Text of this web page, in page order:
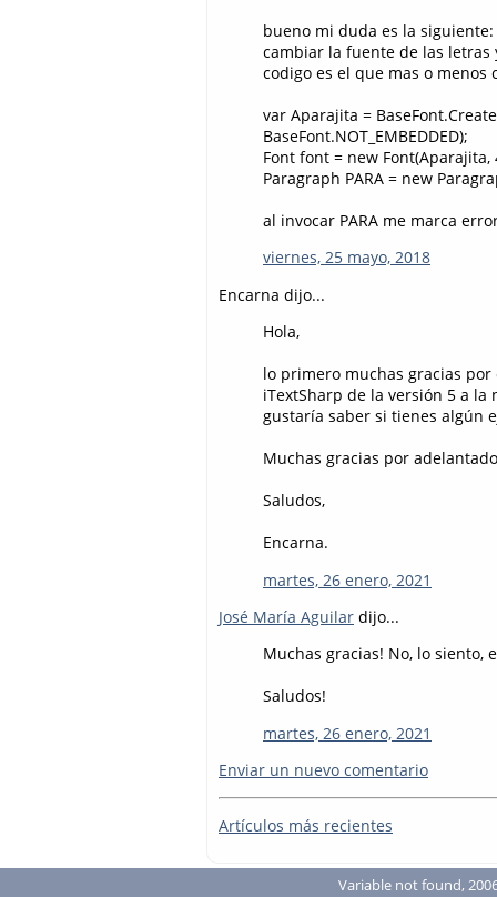
bueno mi duda es la
cambiar la fuente de las letras
codigo es el que mas o menos
var Aparajita =
BaseFont.NOT_EMBEDDED);
Font font = new Font(Aparajita,
Paragraph PARA = new
al invocar PARA me marca
viernes, 25 mayo, 2018
Encarna dijo...
Hola,
lo primero muchas gracias
iTextSharp de la versión 5 a
gustaría saber si tienes algún
Muchas gracias por
Saludos,
Encarna.
martes, 26 enero, 2021
José María Aguilar dijo...
Muchas gracias! No, lo siento,
Saludos!
martes, 26 enero, 2021
Enviar un nuevo comentario
Artículos más recientes
Variable not found,